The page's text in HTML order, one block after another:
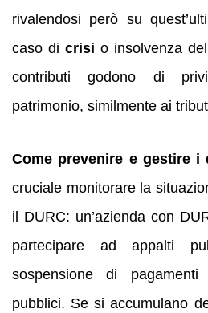
rivalendosi però su
caso di crisi o insolvenza
contributi godono di
patrimonio, similmente ai
Come prevenire e gestire
cruciale monitorare la
il DURC: un’azienda con
partecipare ad appalti
sospensione di
pubblici. Se si accumulano